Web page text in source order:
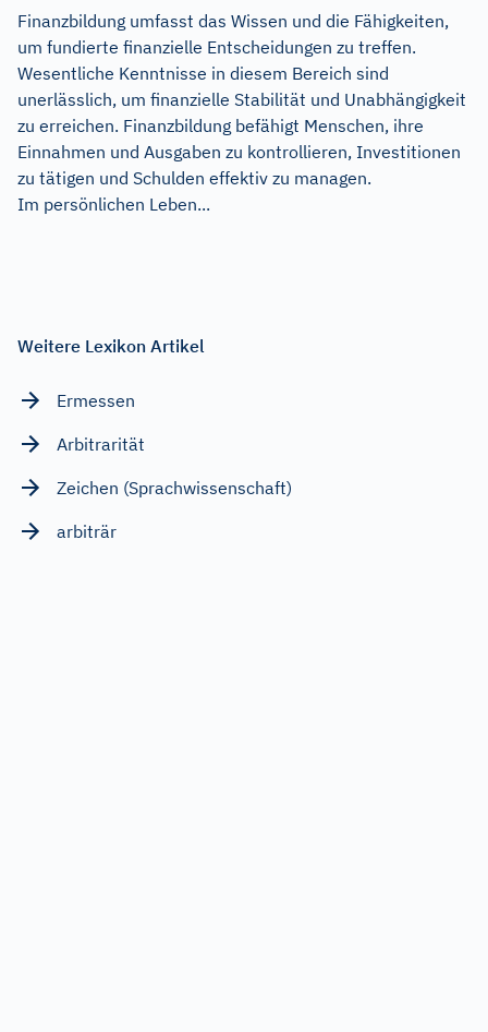
Finanzbildung umfasst das Wissen und die Fähigkeiten,
um fundierte finanzielle Entscheidungen zu treffen.
Wesentliche Kenntnisse in diesem Bereich sind
unerlässlich, um finanzielle Stabilität und Unabhängigkeit
zu erreichen. Finanzbildung befähigt Menschen, ihre
Einnahmen und Ausgaben zu kontrollieren, Investitionen
zu tätigen und Schulden effektiv zu managen.
Im persönlichen Leben...
Weitere Lexikon Artikel
Ermessen
Arbitrarität
Zeichen (Sprachwissenschaft)
arbiträr